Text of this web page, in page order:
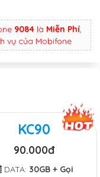
9084là Miễn Phí,
vụ của Mobifone
KC90
90.000đ
DATA: 30GB + Gọi